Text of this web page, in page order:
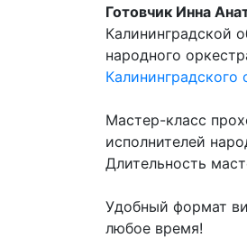
Готовчик Инна
Калининградской
народного
Мастер-класс
исполнителей
Длительность
Удобный формат
любое время!